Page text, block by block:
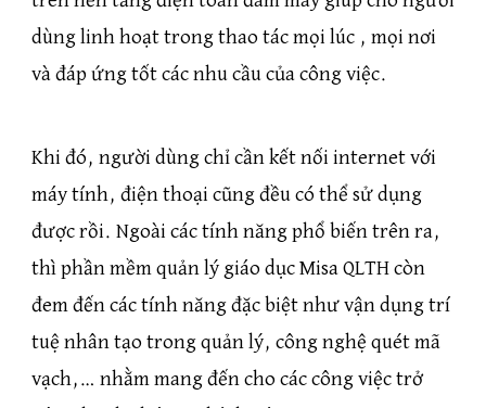
dùng linh hoạt trong thao tác mọi lúc , mọi nơi
và đáp ứng tốt các nhu cầu của công việc.
Khi đó, người dùng chỉ cần kết nối internet với
máy tính, điện thoại cũng đều có thể sử dụng
được rồi. Ngoài các tính năng phổ biến trên ra,
thì phần mềm quản lý giáo dục Misa QLTH còn
đem đến các tính năng đặc biệt như vận dụng trí
tuệ nhân tạo trong quản lý, công nghệ quét mã
vạch,… nhằm mang đến cho các công việc trở